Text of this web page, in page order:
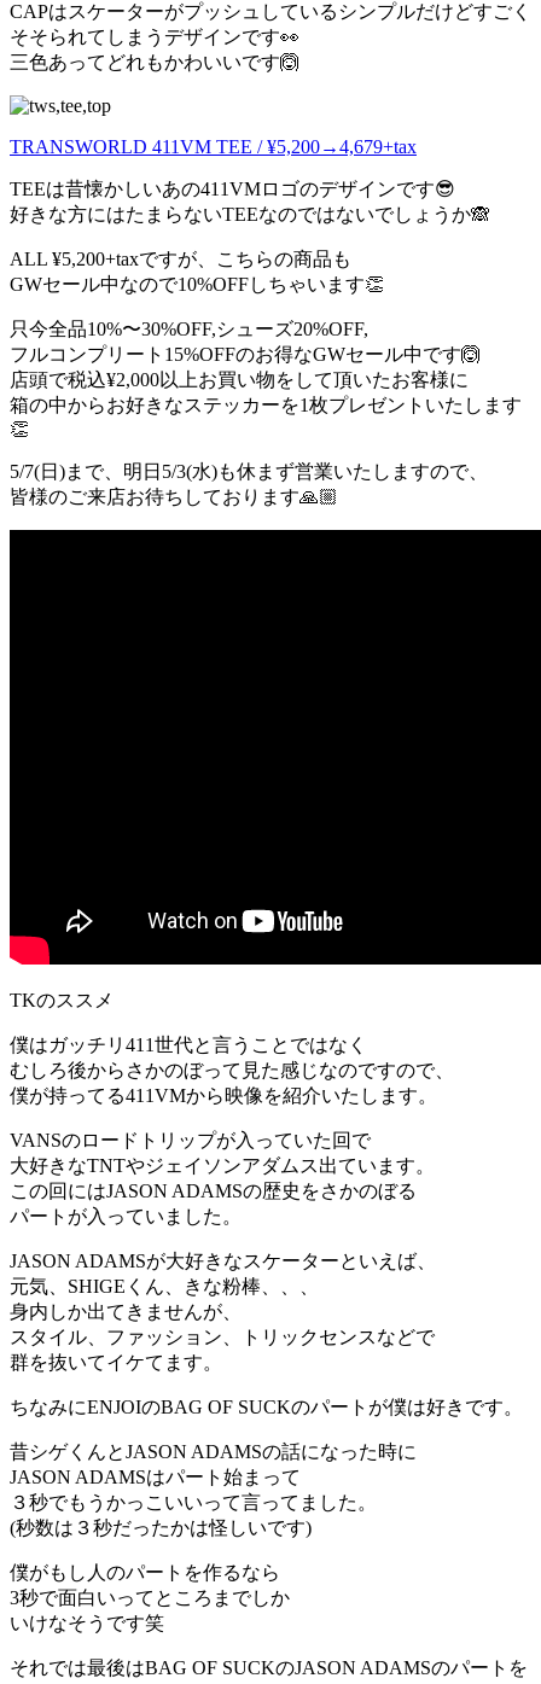
CAPはスケーターがプッシュしているシンプルだけどすごく
そそられてしまうデザインです👀
三色あってどれもかわいいです🙆
TRANSWORLD 411VM TEE / ¥5,200→4,679+tax
TEEは昔懐かしいあの411VMロゴのデザインです😎
好きな方にはたまらないTEEなのではないでしょうか🙈
ALL ¥5,200+taxですが、こちらの商品も
GWセール中なので10%OFFしちゃいます👏
只今全品10%〜30%OFF,シューズ20%OFF,
フルコンプリート15%OFFのお得なGWセール中です🙆
店頭で税込¥2,000以上お買い物をして頂いたお客様に
箱の中からお好きなステッカーを1枚プレゼントいたします
👏
5/7(日)まで、明日5/3(水)も休まず営業いたしますので、
皆様のご来店お待ちしております🙏🏼
TKのススメ
僕はガッチリ411世代と言うことではなく
むしろ後からさかのぼって見た感じなのですので、
僕が持ってる411VMから映像を紹介いたします。
VANSのロードトリップが入っていた回で
大好きなTNTやジェイソンアダムス出ています。
この回にはJASON ADAMSの歴史をさかのぼる
パートが入っていました。
JASON ADAMSが大好きなスケーターといえば、
元気、SHIGEくん、きな粉棒、、、
身内しか出てきませんが、
スタイル、ファッション、トリックセンスなどで
群を抜いてイケてます。
ちなみにENJOIのBAG OF SUCKのパートが僕は好きです。
昔シゲくんとJASON ADAMSの話になった時に
JASON ADAMSはパート始まって
３秒でもうかっこいいって言ってました。
(秒数は３秒だったかは怪しいです)
僕がもし人のパートを作るなら
3秒で面白いってところまでしか
いけなそうです笑
それでは最後はBAG OF SUCKのJASON ADAMSのパートを